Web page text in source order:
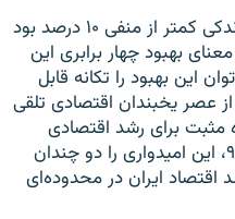
این شاخص در زمستان سال ۹۱، اندکی کمتر از منفی ۱۰ درصد بود
درصدی به معنای بهبود چهار برابری این
بهبود را تکانه قابل
از عصر یخبندان اقتصادی تلقی
مثبت برای رشد اقتصادی
ایران در ماه‌های گذشته از سال ۹۳، این امیدواری را دو چندان
ایران در محدوده‌ای